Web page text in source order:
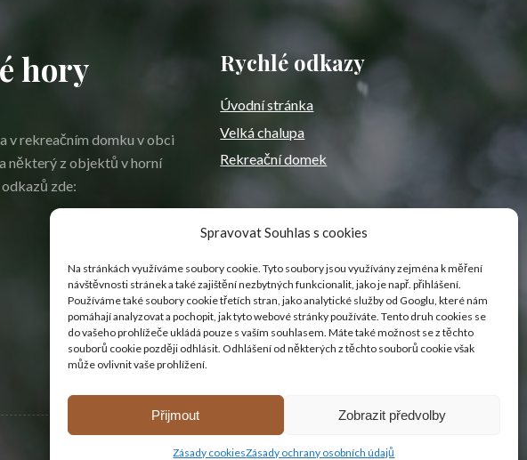
Spravovat Souhlas s cookies
Na stránkách využíváme soubory cookie. Tyto soubory jsou využívány zejména k měření
návštěvnosti stránek a také zajištění nezbytných funkcionalit, jako je např. přihlášení.
Používáme také soubory cookie třetích stran, jako analytické služby od Googlu, které nám
pomáhají analyzovat a pochopit, jak tyto webové stránky používáte. Tento druh cookies se
do vašeho prohlížeče ukládá pouze s vaším souhlasem. Máte také možnost se z těchto
souborů cookie později odhlásit. Odhlášení od některých z těchto souborů cookie však
může ovlivnit vaše prohlížení.
Přijmout Zobrazit předvolby
Zásady cookiesZásady ochrany osobních údajů
hory
v rekreačním domku v obci
některý z objektů v horní
zde:
Rychlé odkazy
Úvodní stránka
Velká chalupa
Rekreační domek
Zásady ochrany osobních údajů|Zásady cookies (EU)